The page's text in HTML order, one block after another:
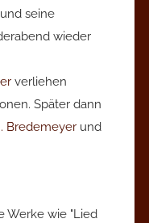
seine
wieder
verliehen
Später dann
Bredemeyer und
Werke wie "Lied